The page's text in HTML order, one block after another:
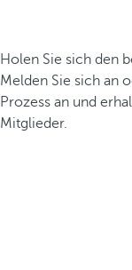
Holen Sie sich den
Melden Sie sich an
Prozess an und
Mitglieder.